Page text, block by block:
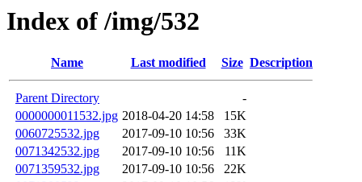
Index of /img/532
Name Last modified Size Description
Parent Directory
-
0000000011532.jpg 2018-04-20 14:58
15K
0060725532.jpg
2017-09-10 10:56
33K
0071342532.jpg
2017-09-10 10:56
11K
0071359532.jpg
2017-09-10 10:56
22K